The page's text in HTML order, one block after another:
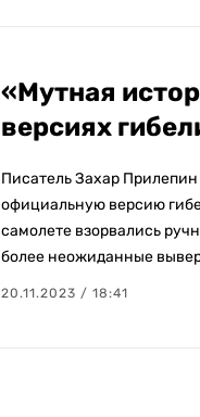
«Мутная
версиях
Писатель Захар
официальную версию
самолете взорвались
более неожиданные
20.11.2023 / 18:41